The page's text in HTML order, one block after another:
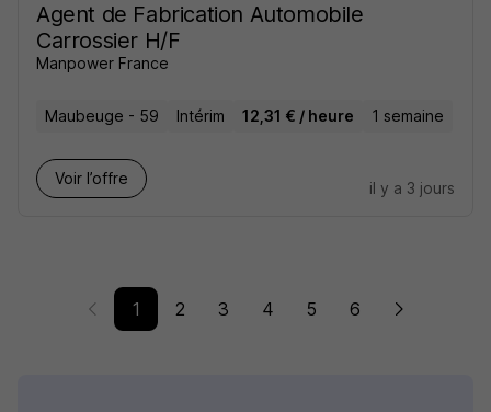
Agent de Fabrication Automobile
Carrossier H/F
Manpower France
Maubeuge - 59 Intérim 12,31 € / heure 1 semaine
Voir l’offre
il y a 3 jours
1 2 3 4 5 6